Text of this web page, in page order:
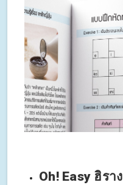
Oh! Easy ฮิร